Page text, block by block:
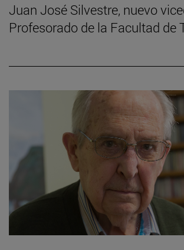
Juan José Silvestre, nuevo
Profesorado de la Facultad de